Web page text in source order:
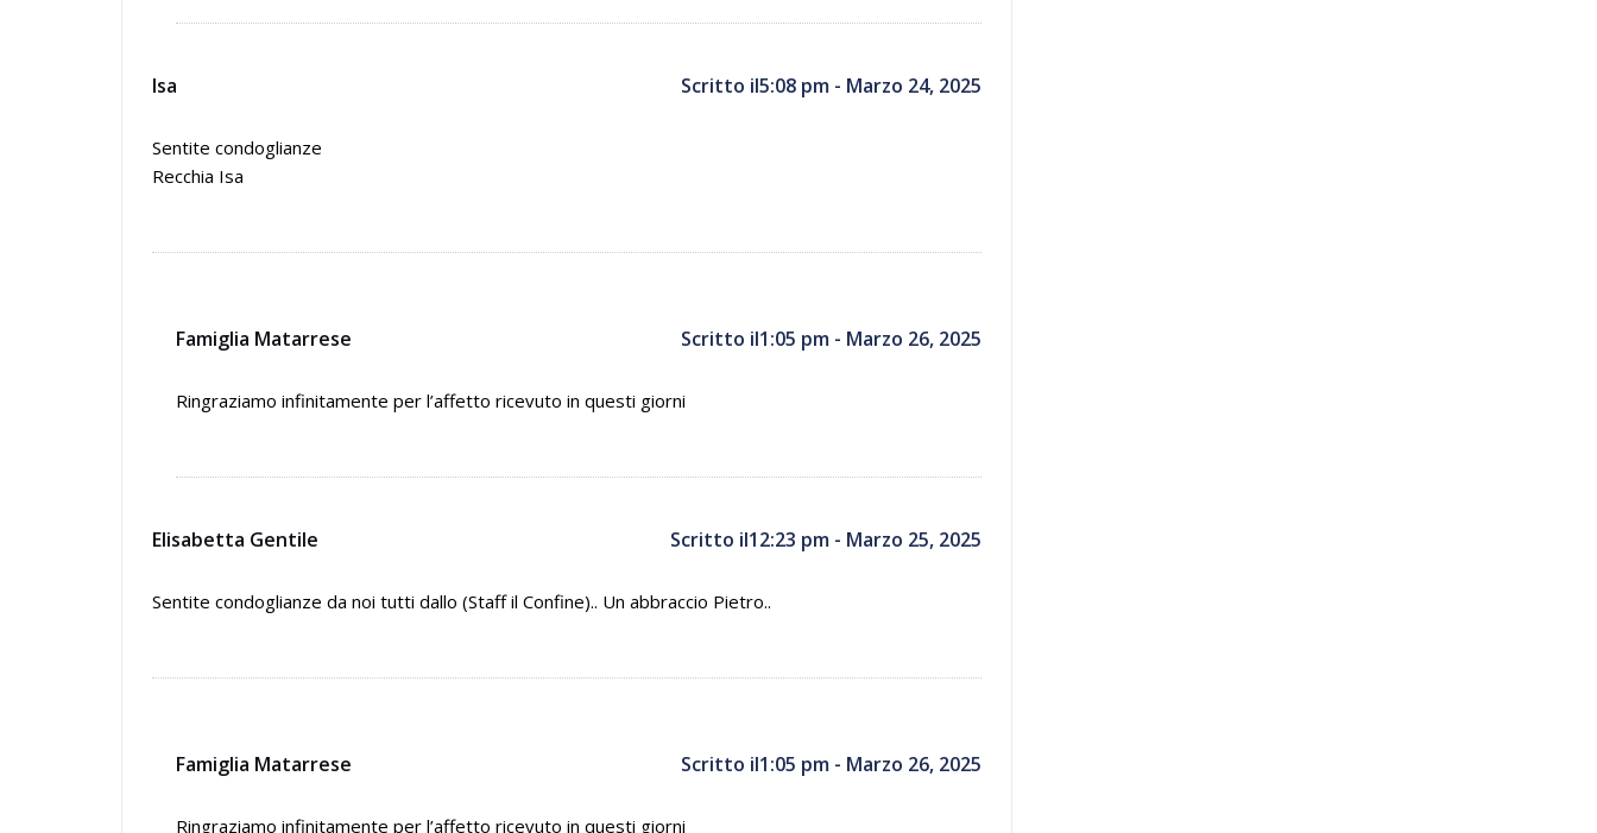
Isa Scritto il5:08 pm - Marzo 24, 2025
Sentite condoglianze
Recchia Isa
Famiglia Matarrese Scritto il1:05 pm - Marzo 26, 2025
Ringraziamo infinitamente per l’affetto ricevuto in questi giorni
Elisabetta Gentile Scritto il12:23 pm - Marzo 25, 2025
Sentite condoglianze da noi tutti dallo (Staff il Confine).. Un abbraccio Pietro..
Famiglia Matarrese Scritto il1:05 pm - Marzo 26, 2025
Ringraziamo infinitamente per l’affetto ricevuto in questi giorni